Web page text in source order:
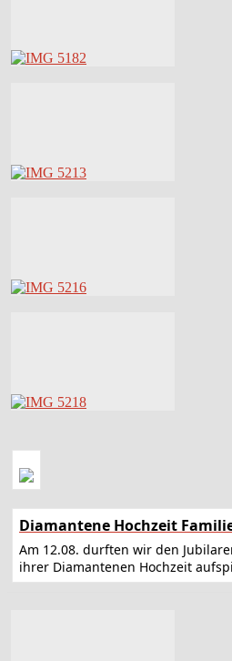
Diamantene Hochzeit
Am 12.08. durften wir den
ihrer Diamantenen Hochzeit